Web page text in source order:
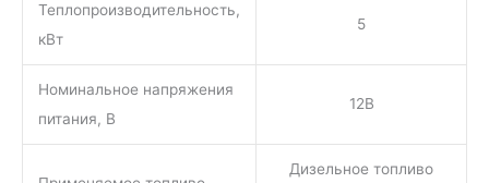
Теплопроизводительность,
кВт
5
Номинальное напряжения
питания, В
12В
Дизельное топливо